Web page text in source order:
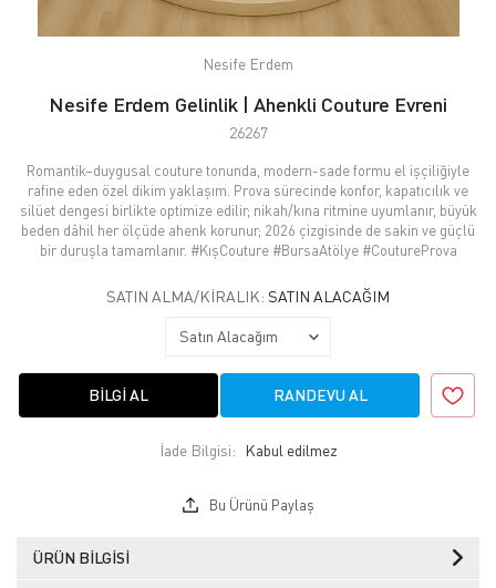
Nesife Erdem
Nesife Erdem Gelinlik | Ahenkli Couture Evreni
26267
Romantik–duygusal couture tonunda, modern-sade formu el işçiliğiyle
rafine eden özel dikim yaklaşım. Prova sürecinde konfor, kapatıcılık ve
silüet dengesi birlikte optimize edilir; nikah/kına ritmine uyumlanır, büyük
beden dâhil her ölçüde ahenk korunur; 2026 çizgisinde de sakin ve güçlü
bir duruşla tamamlanır. #KışCouture #BursaAtölye #CoutureProva
SATIN ALMA/KIRALIK: SATIN ALACAĞIM
BILGI AL RANDEVU AL
İade Bilgisi:
Bu Ürünü Paylaş
ÜRÜN BILGISI